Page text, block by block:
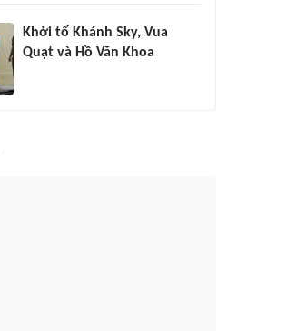
Khởi tố Khánh Sky, Vua
Quạt và Hồ Văn Khoa